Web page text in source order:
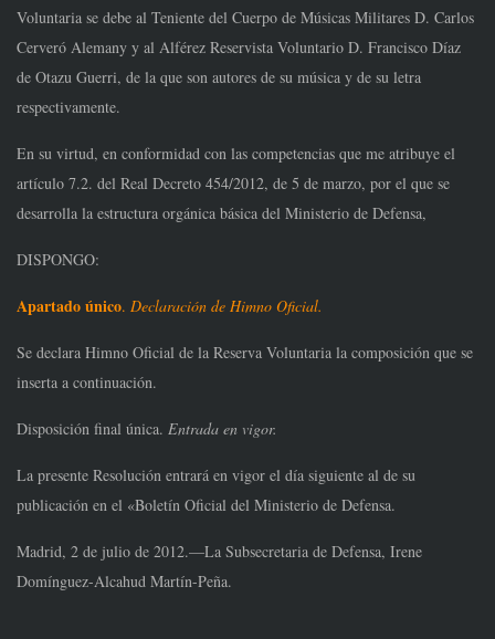
Voluntaria se debe al Teniente del Cuerpo de Músicas Militares D. Carlos
Cerveró Alemany y al Alférez Reservista Voluntario D. Francisco Díaz
de Otazu Guerri, de la que son autores de su música y de su letra
respectivamente.
En su virtud, en conformidad con las competencias que me atribuye el
artículo 7.2. del Real Decreto 454/2012, de 5 de marzo, por el que se
desarrolla la estructura orgánica básica del Ministerio de Defensa,
DISPONGO:
Apartado único. Declaración de Himno Oficial.
Se declara Himno Oficial de la Reserva Voluntaria la composición que se
inserta a continuación.
Disposición final única. Entrada en vigor.
La presente Resolución entrará en vigor el día siguiente al de su
publicación en el «Boletín Oficial del Ministerio de Defensa.
Madrid, 2 de julio de 2012.—La Subsecretaria de Defensa, Irene
Domínguez-Alcahud Martín-Peña.